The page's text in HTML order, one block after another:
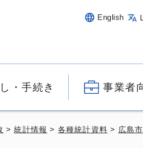
English
・手続き 事業者
>統計情報 > 各種統計資料 > 広島